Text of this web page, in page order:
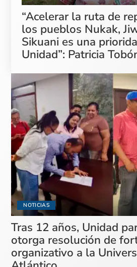
“Acelerar la ruta de
los pueblos Nukak,
Sikuani es una
Unidad”: Patricia
NOTICIAS
Tras 12 años, Unidad
otorga resolución de
organizativo a la